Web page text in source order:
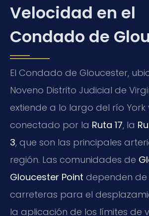
Velocidad en el
Condado de
El Condado de Gloucester,
Noveno Distrito Judicial de
extiende a lo largo del río York
conectado por la Ruta 17, la
3, que son las principales
región. Las comunidades de
Gloucester Point dependen de
carreteras para el
la aplicación de los límites de